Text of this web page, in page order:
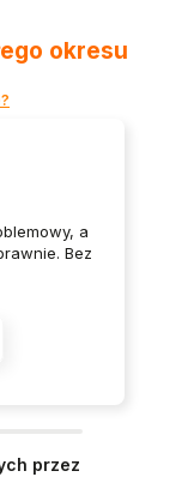
okresu
a
Bez
przez